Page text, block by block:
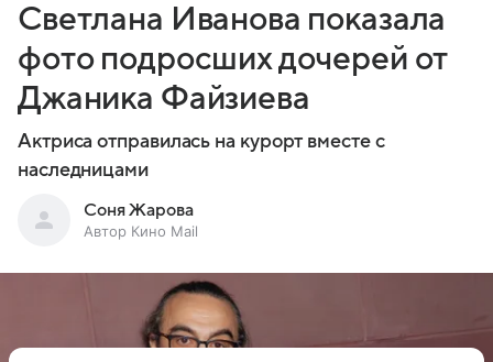
Светлана Иванова показала
фото подросших дочерей от
Джаника Файзиева
Актриса отправилась на курорт вместе с
наследницами
Соня Жарова
Автор Кино Mail